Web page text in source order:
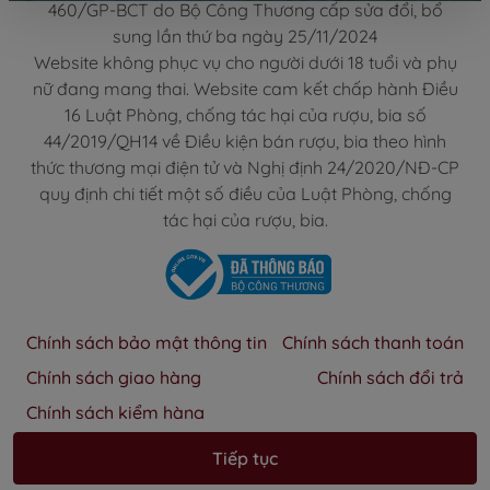
Tiếp tục
460/GP-BCT do Bộ Công Thương cấp sửa đổi, bổ
sung lần thứ ba ngày 25/11/2024
Website không phục vụ cho người dưới 18 tuổi và phụ
nữ đang mang thai. Website cam kết chấp hành Điều
16 Luật Phòng, chống tác hại của rượu, bia số
44/2019/QH14 về Điều kiện bán rượu, bia theo hình
thức thương mại điện tử và Nghị định 24/2020/NĐ-CP
quy định chi tiết một số điều của Luật Phòng, chống
tác hại của rượu, bia.
Chính sách bảo mật thông tin
Chính sách thanh toán
Chính sách giao hàng
Chính sách đổi trả
Chính sách kiểm hàng